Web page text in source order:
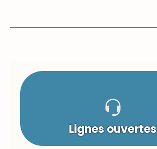
Lignes ouvertes